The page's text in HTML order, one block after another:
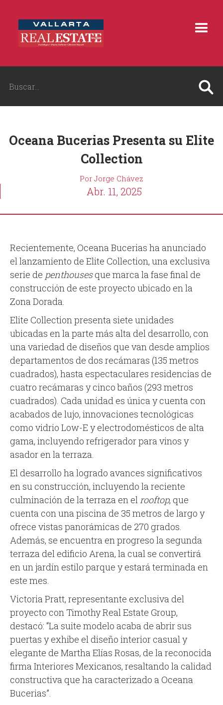
Oceana Bucerias Presenta su Elite
Collection
Por Jorge Chávez
Abr. 11, 2025
Recientemente, Oceana Bucerias ha anunciado
el lanzamiento de Elite Collection, una exclusiva
serie de penthousesque marca la fase final de
construcción de este proyecto ubicado en la
Zona Dorada.
Elite Collection presenta siete unidades
ubicadas en la parte más alta del desarrollo, con
una variedad de diseños que van desde amplios
departamentos de dos recámaras (135 metros
cuadrados), hasta espectaculares residencias de
cuatro recámaras y cinco baños (293 metros
cuadrados). Cada unidad es única y cuenta con
acabados de lujo, innovaciones tecnológicas
como vidrio Low-E y electrodomésticos de alta
gama, incluyendo refrigerador para vinos y
asador en la terraza.
El desarrollo ha logrado avances significativos
en su construcción, incluyendo la reciente
culminación de la terraza en elrooftop, que
cuenta con una piscina de 35 metros de largo y
ofrece vistas panorámicas de 270 grados.
Además, se encuentra en progreso la segunda
terraza del edificio Arena, la cual se convertirá
en un jardín estilo parque y estará terminada en
este mes.
Victoria Pratt, representante exclusiva del
proyecto con Timothy Real Estate Group,
destacó: “La suite modelo acaba de abrir sus
puertas y exhibe el diseño interior casual y
elegante de Martha Elías Rosas, de la reconocida
firma Interiores Mexicanos, resaltando la calidad
constructiva que ha caracterizado a Oceana
Bucerias”.